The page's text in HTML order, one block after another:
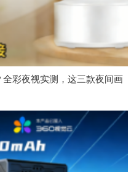
彩夜视实测，这三款夜间画